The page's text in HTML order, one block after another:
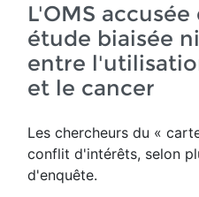
L'OMS
étude biaisée
entre
et le cancer
Les chercheurs du «
conflit d'intérêts, selon
d'enquête.